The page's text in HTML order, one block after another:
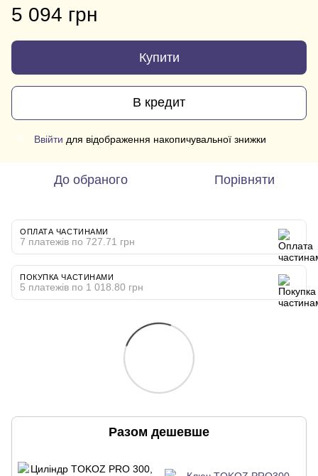
5 094 грн
Купити
В кредит
Ввійти для відображення накопичувальної знижки
До обраного Порівняти
ОПЛАТА ЧАСТИНАМИ
7 платежів по 727.71 грн
ПОКУПКА ЧАСТИНАМИ
5 платежів по 1 018.80 грн
Разом дешевше